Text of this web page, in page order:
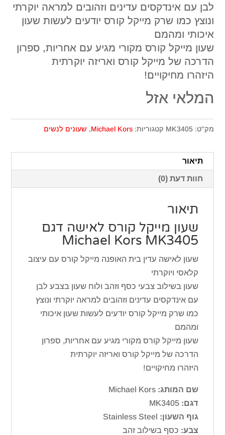
לבן עם אינדקסים עדינים וזהובים למראה יוקרתי
ונוצץ כמו שרק מייקל קורס יודעים לעשות שעון
איכותי ומהמם
שעון מייקל קורס מקורי מגיע עם אחריות, ספרון
הדרכה של מייקל קורס ואריזה יוקרתית
היזהרו מחיקויים!
המלאי אזל
מק"ט:MK3405 קטגוריות:Michael Kors
, שעונים לנשים
תיאור
חוות דעת (0)
תיאור
שעון מייקל קורס ‏לאישה דגם
Michael Kors MK3405
שעון לאישה עדין בית האופנה מייקל קורס עם עיצוב
קלאסי ויוקרתי
שעון בשילוב צבעי כסף וזהב ולוח שעון בצבע לבן
עם אינדקסים עדינים וזהובים למראה יוקרתי ונוצץ
כמו שרק מייקל קורס יודעים לעשות שעון איכותי
ומהמם
שעון מייקל קורס מקורי מגיע עם אחריות, ספרון
הדרכה של מייקל קורס ואריזה יוקרתית
היזהרו מחיקויים!
שם המותג: Michael Kors
דגם:MK3405
גוף השעון: Stainless Steel
צבע: כסף בשילוב זהב